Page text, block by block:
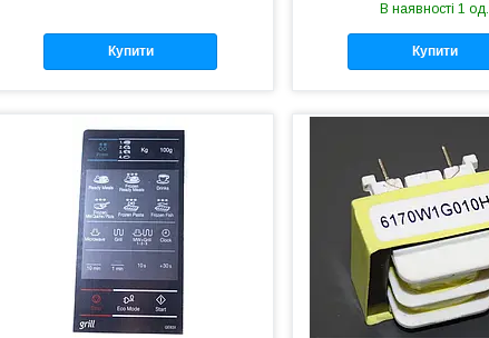
Купити
В наявності 1 од.
Купити